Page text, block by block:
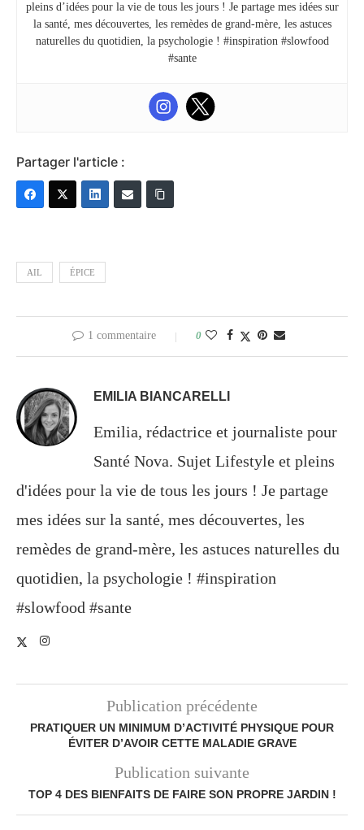
pleins d’idées pour la vie de tous les jours ! Je partage mes idées sur
la santé, mes découvertes, les remèdes de grand-mère, les astuces
naturelles du quotidien, la psychologie ! #inspiration #slowfood
#sante
Partager l'article :
AIL ÉPICE
1 commentaire 0
EMILIA BIANCARELLI
Emilia, rédactrice et journaliste pour
Santé Nova. Sujet Lifestyle et pleins
d'idées pour la vie de tous les jours ! Je partage
mes idées sur la santé, mes découvertes, les
remèdes de grand-mère, les astuces naturelles du
quotidien, la psychologie ! #inspiration
#slowfood #sante
Publication précédente
PRATIQUER UN MINIMUM D’ACTIVITÉ PHYSIQUE POUR
ÉVITER D’AVOIR CETTE MALADIE GRAVE
Publication suivante
TOP 4 DES BIENFAITS DE FAIRE SON PROPRE JARDIN !